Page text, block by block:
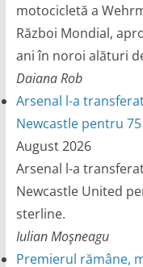
motocicletă a
Război Mondial,
ani în noroi alături
Daiana Rob
Arsenal l-a
Newcastle pentru
August 2026
Arsenal l-a
Newcastle United
sterline.
Iulian Moşneagu
Premierul rămâne,